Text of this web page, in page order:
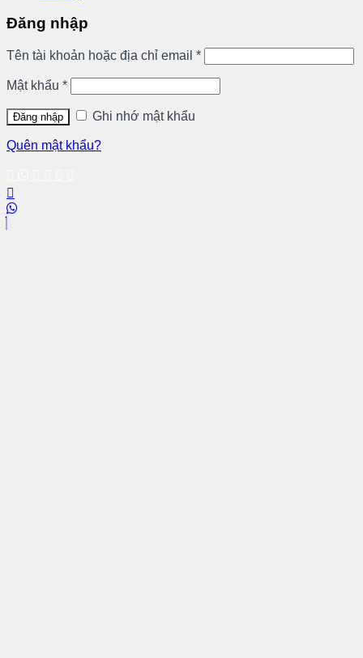
Đăng nhập
Tên tài khoản hoặc địa chỉ email *
Mật khẩu *
Đăng nhập Ghi nhớ mật khẩu
Quên mật khẩu?